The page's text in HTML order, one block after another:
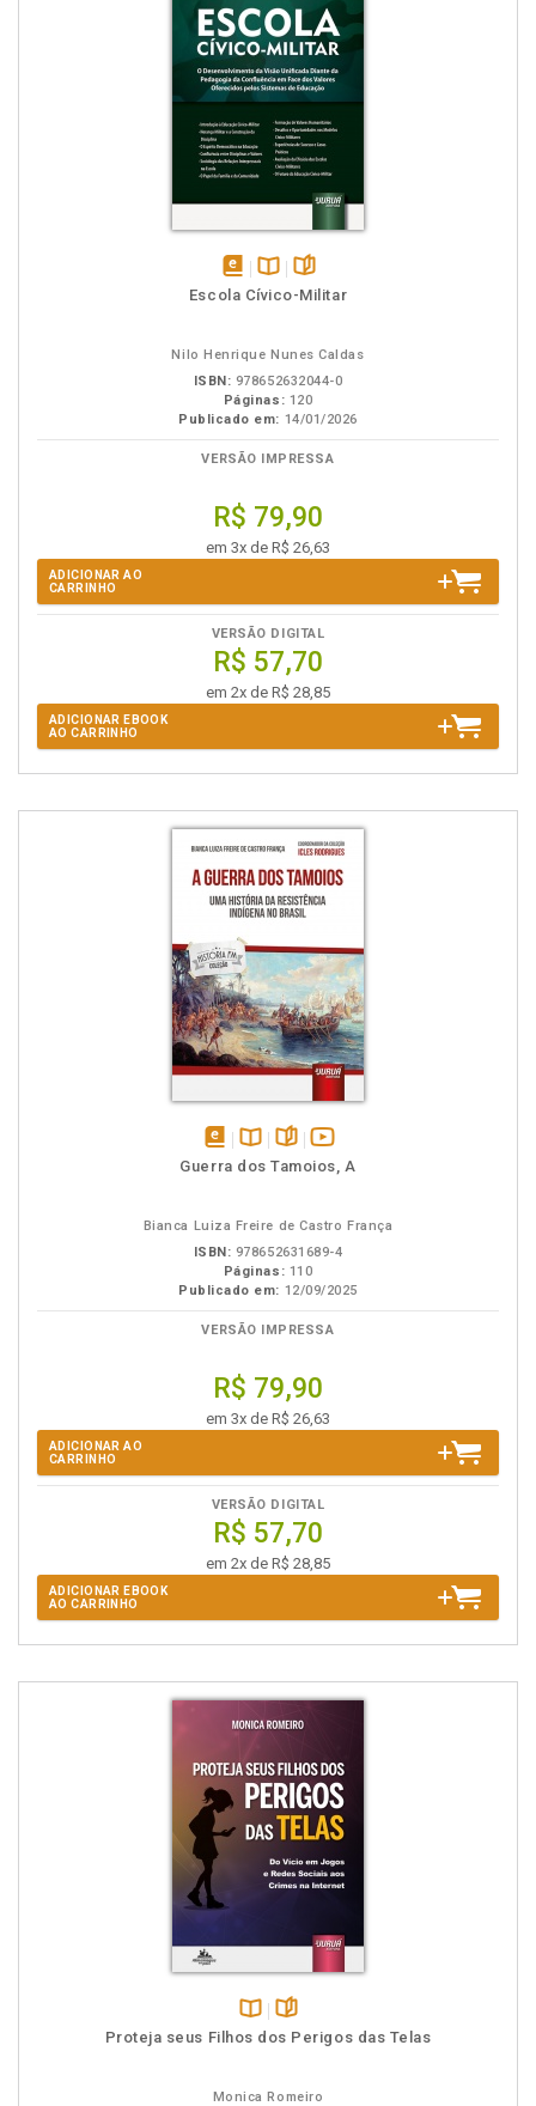
disponívelDisponível
páginas
Escola Cívico-Militar
Nilo Henrique Nunes Caldas
ISBN: 978652632044-0
Páginas: 120
Publicado em: 14/01/2026
VERSÃO IMPRESSA
R$ 79,90
em 3x de R$ 26,63
ADICIONAR AO
CARRINHO
VERSÃO DIGITAL
R$ 57,70
em 2x de R$ 28,85
ADICIONAR EBOOK
AO CARRINHO
disponívelDisponível
páginas
vídeo
Guerra dos Tamoios, A
Bianca Luiza Freire de Castro França
ISBN: 978652631689-4
Páginas: 110
Publicado em: 12/09/2025
VERSÃO IMPRESSA
R$ 79,90
em 3x de R$ 26,63
ADICIONAR AO
CARRINHO
VERSÃO DIGITAL
R$ 57,70
em 2x de R$ 28,85
ADICIONAR EBOOK
AO CARRINHO
Disponível
páginas
Proteja seus Filhos dos Perigos das Telas
Monica Romeiro